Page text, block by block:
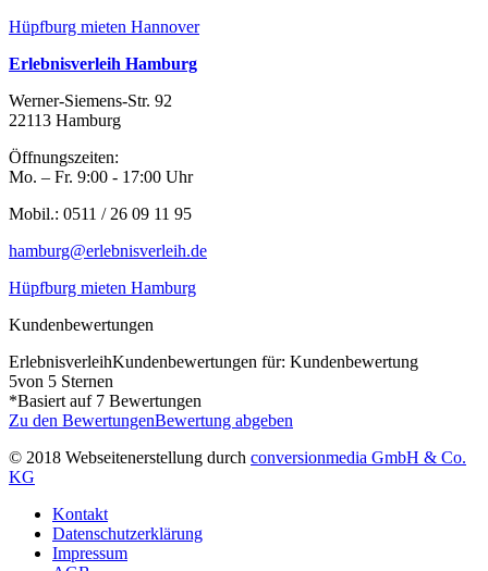
Hüpfburg mieten Hannover
Erlebnisverleih Hamburg
Werner-Siemens-Str. 92
22113 Hamburg
Öffnungszeiten:
Mo. – Fr. 9:00 - 17:00 Uhr
Mobil.: 0511 / 26 09 11 95
hamburg@erlebnisverleih.de
Hüpfburg mieten Hamburg
Kundenbewertungen
ErlebnisverleihKundenbewertungen für: Kundenbewertung
5von 5 Sternen
*Basiert auf 7 Bewertungen
Zu den BewertungenBewertung abgeben
© 2018 Webseitenerstellung durch conversionmedia GmbH & Co.
KG
Kontakt
Datenschutzerklärung
Impressum